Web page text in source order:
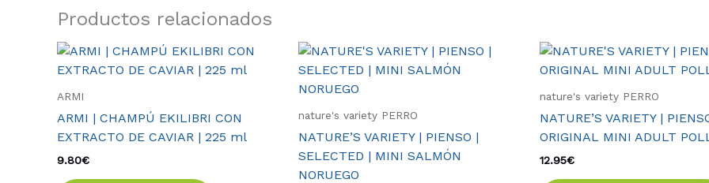
Productos relacionados
ARMI
ARMI | CHAMPÚ EKILIBRI CON
EXTRACTO DE CAVIAR | 225 ml
9.80€
nature's variety PERRO
NATURE’S VARIETY | PIENSO |
SELECTED | MINI SALMÓN
NORUEGO
Este
variantes.
nature's variety PERRO
NATURE’S VARIETY |
ORIGINAL MINI ADULT
12.95€